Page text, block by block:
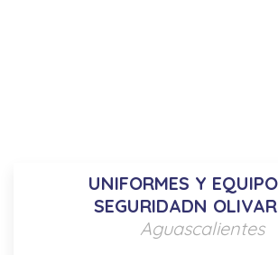
UNIFORMES Y
SEGURIDADN
Aguascalientes